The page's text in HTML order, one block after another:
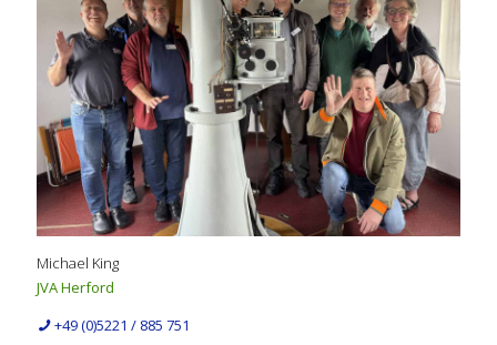
Michael King
JVA Herford
+49 (0)5221 / 885 751